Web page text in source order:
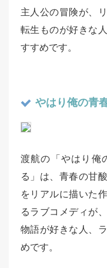
主人公の冒険が、
転生ものが好きな
すすめです。
やはり俺の青
渡航の「やはり俺
る」は、青春の甘
をリアルに描いた
るラブコメディが
物語が好きな人、
めです。